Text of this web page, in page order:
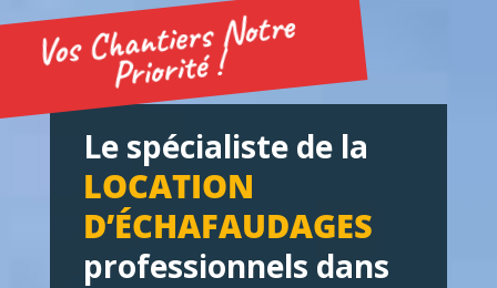
Vos Chantiers
Notre
Priorité !
Le spécialiste de la
LOCATION
D’ÉCHAFAUDAGES
professionnels dans